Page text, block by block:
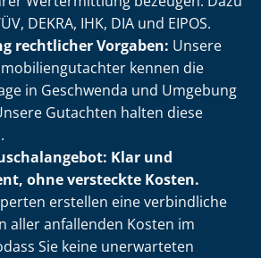
DEKRA, IHK, DIA und EIPOS.
rechtlicher Vorgaben: Unsere
kennen die
in Geschwenda und Umgebung
Gutachten halten diese
Klar und
ohne versteckte Kosten.
erstellen eine verbindliche
aller anfallenden Kosten im
Sie keine unerwarteten